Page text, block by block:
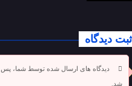
ثبت دیدگاه
دیدگاه های ارسال شده توسط شما، پس
شد.